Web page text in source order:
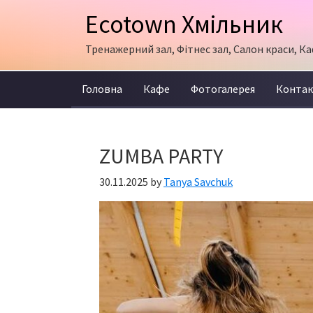
Ecotown Хмільник
Тренажерний зал, Фітнес зал, Салон краси,
Головна Кафе Фотогалерея
ZUMBA PARTY
30.11.2025 by Tanya Savchuk